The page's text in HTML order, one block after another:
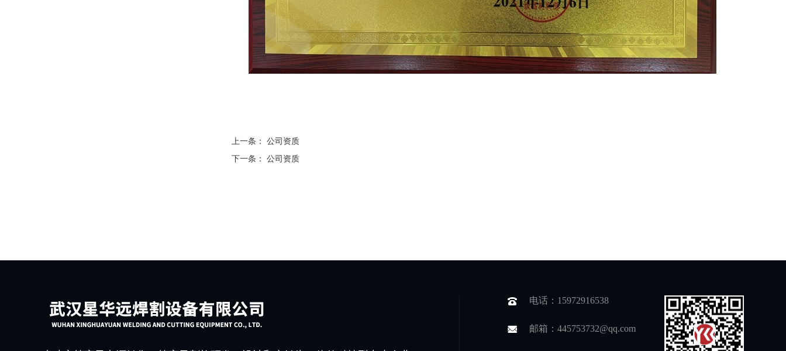
上一条： 公司资质
下一条： 公司资质
电话：15972916538
邮箱：445753732@qq.com